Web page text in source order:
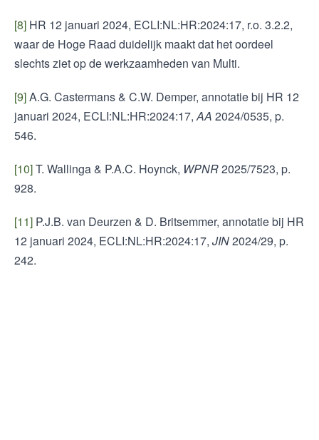
[8] HR 12 januari 2024, ECLI:NL:HR:2024:17, r.o. 3.2.2,
waar de Hoge Raad duidelijk maakt dat het oordeel
slechts ziet op de werkzaamheden van Multi.
[9]A.G. Castermans & C.W. Demper, annotatie bij HR 12
januari 2024, ECLI:NL:HR:2024:17,AA 2024/0535, p.
546.
[10]T. Wallinga & P.A.C. Hoynck, WPNR2025/7523, p.
928.
[11] P.J.B. van Deurzen & D. Britsemmer, annotatie bij HR
12 januari 2024, ECLI:NL:HR:2024:17, JIN2024/29, p.
242.